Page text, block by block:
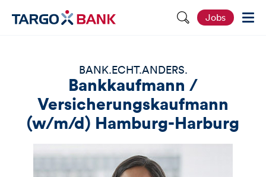
S
e
u
r
c
h
s
u
c
n
Jobs
BANK.ECHT.ANDERS.
Bankkaufmann /
Versicherungskaufmann
(w/m/d) Hamburg-Harburg